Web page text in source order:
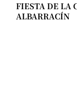
FIESTA DE LA
ALBARRACÍN